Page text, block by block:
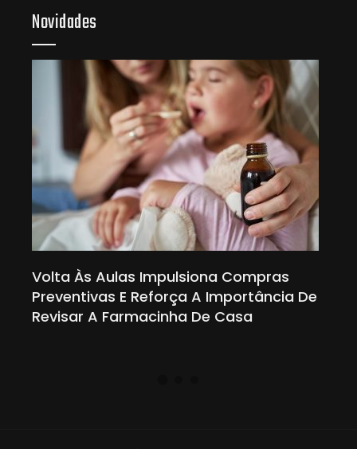
Novidades
Volta Às Aulas Impulsiona Compras
Preventivas E Reforça A Importância De
Revisar A Farmacinha De Casa